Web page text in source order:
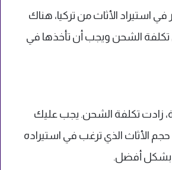
في استيراد الأثاث من تركيا، هناك
تكلفة الشحن ويجب أن تأخذها في
زادت تكلفة الشحن. يجب عليك
الأثاث الذي ترغب في استيراده
بشكل أفضل.